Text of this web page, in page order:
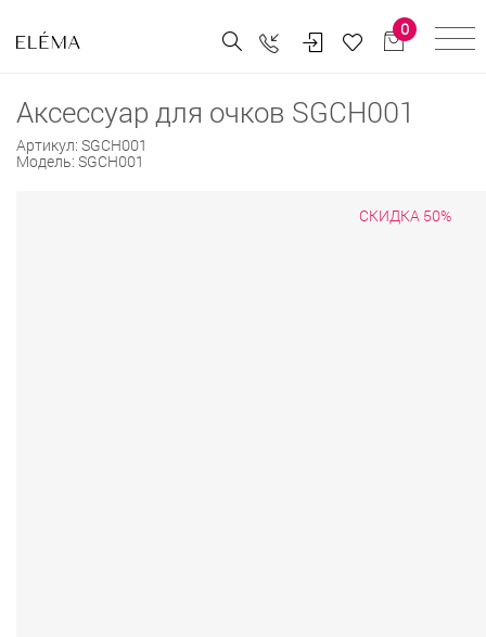
0
Аксессуар для очков SGCH001
Артикул: SGCH001
Модель: SGCH001
СКИДКА 50%